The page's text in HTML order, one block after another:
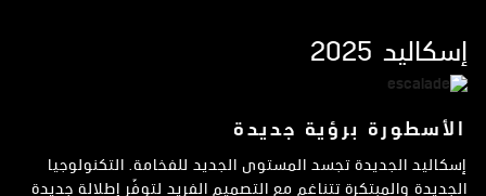
إسكاليد 2025
الأسطورة برؤية جديدة
إسكاليد الجديدة تجسد المستوى الجديد للفخامة. التكنولوجيا
الجديدة والمبتكرة تتناغم مع التصميم الفريد لتوفّر إطلالة جديدة